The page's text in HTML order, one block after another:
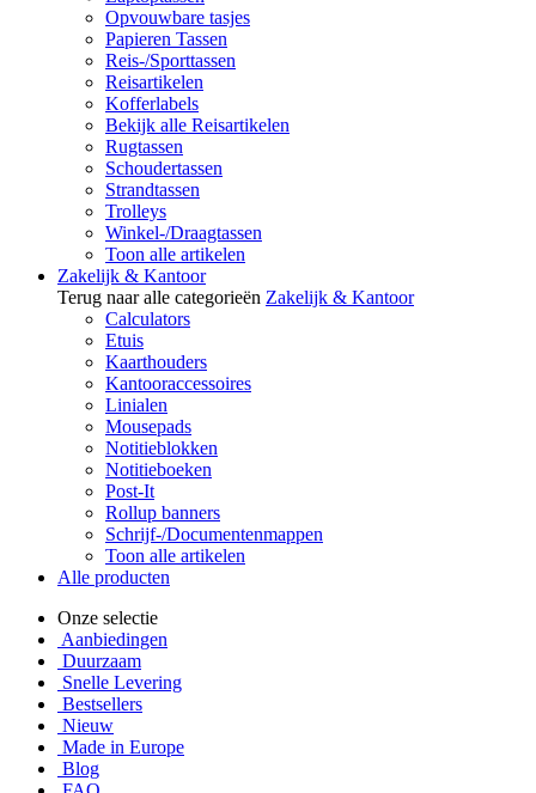
Opvouwbare tasjes
Papieren Tassen
Reis-/Sporttassen
Reisartikelen
Kofferlabels
Bekijk alle Reisartikelen
Rugtassen
Schoudertassen
Strandtassen
Trolleys
Winkel-/Draagtassen
Toon alle artikelen
Zakelijk & Kantoor
Terug naar alle categorieën Zakelijk & Kantoor
Calculators
Etuis
Kaarthouders
Kantooraccessoires
Linialen
Mousepads
Notitieblokken
Notitieboeken
Post-It
Rollup banners
Schrijf-/Documentenmappen
Toon alle artikelen
Alle producten
Onze selectie
Aanbiedingen
Duurzaam
Snelle Levering
Bestsellers
Nieuw
Made in Europe
Blog